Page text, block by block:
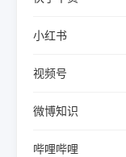
小红书
视频号
微博知识
哔哩哔哩